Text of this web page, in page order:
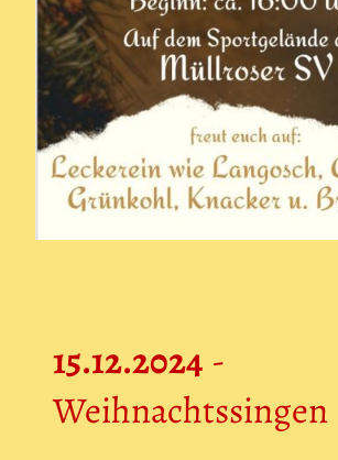
15.12.2024 -
Weihnachtssingen